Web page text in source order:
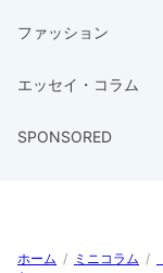
ファッション
エッセイ・コラム
SPONSORED
ホーム / ミニコラム /